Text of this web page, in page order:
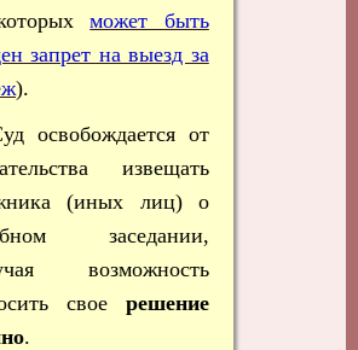
может быть
запрет на выезд за
).
освобождается от
извещать
(иных лиц) о
заседании,
возможность
свое решение
.